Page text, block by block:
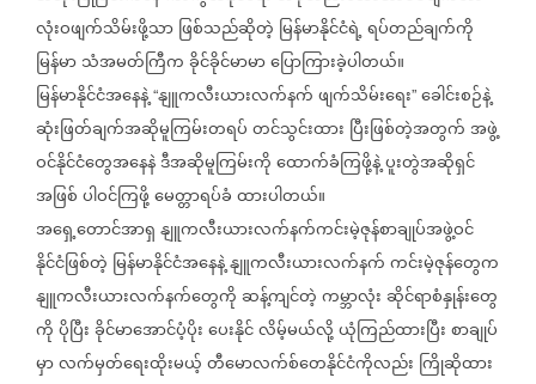
လုံးဝဖျက်သိမ်းဖို့သာဖြစ်သည်ဆိုတဲ့ မြန်မာနိုင်ငံရဲ့ရပ်တည်ချက်ကို
မြန်မာသံအမတ်ကြီကခိုင်ခိုင်မာမာပြောကြားခဲ့ပါတယ်။
မြန်မာနိုင်ငံအနေနဲ့ “နျူကလီးယားလက်နက်ဖျက်သိမ်းရေး” ခေါင်းစဉ်နဲ့
ဆုံးဖြတ်ချက်အဆိုမူကြမ်းတရပ်တင်သွင်းထား ပြီးဖြစ်တဲ့အတွက်အဖွဲ့
ဝင်နိုင်ငံတွေအနေနဲဒီအဆိုမူကြမ်းကိုထောက်ခံကြဖို့နဲ့ပူးတွဲအဆိုရှင်
အဖြစ်ပါဝင်ကြဖို့မေတ္တာရပ်ခံထားပါတယ်။
အရှေ့တောင်အာရှနျူကလီးယားလက်နက်ကင်းမဲ့ဇုန်စာချုပ်အဖွဲ့ဝင်
နိုင်ငံဖြစ်တဲ့ မြန်မာနိုင်ငံအနေနဲ့နျူကလီးယားလက်နက်ကင်းမဲ့ဇုန်တွေက
နျူကလီးယားလက်နက်တွေကိုဆန့်ကျင်တဲ့ကမ္ဘာလုံးဆိုင်ရာစံနှုန်းတွေ
ကိုပိုပြီးခိုင်မာအောင်ပံ့ပိုးပေးနိုင်လိမ့်မယ်လို့ယုံကြည်ထားပြီးစာချုပ်
မှာလက်မှတ်ရေးထိုးမယ့်တီမောလက်စ်တေနိုင်ငံကိုလည်း ကြိုဆိုထား